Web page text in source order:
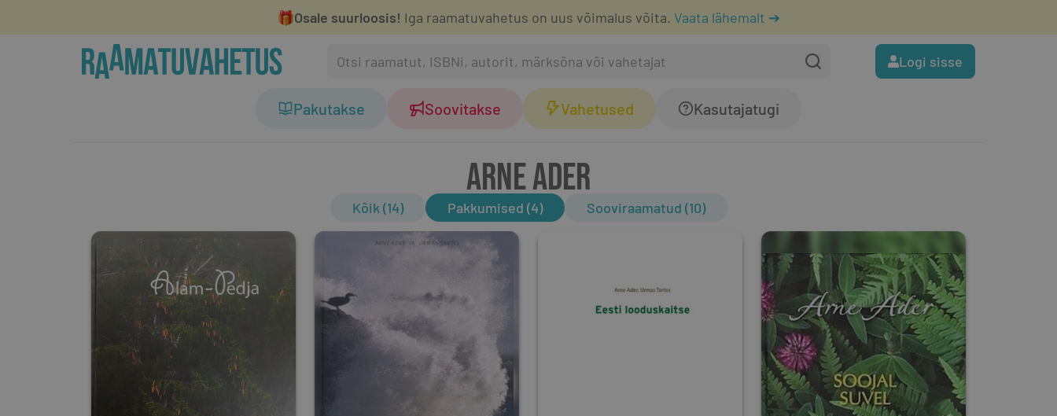
🎁Osale suurloosis! Iga raamatuvahetus on uus võimalus võita. Vaata lähemalt ➔
Logi sisse
Pakutakse Soovitakse Vahetused Kasutajatugi
ARNE ADER
Kõik (14) Pakkumised (4) Sooviraamatud (10)